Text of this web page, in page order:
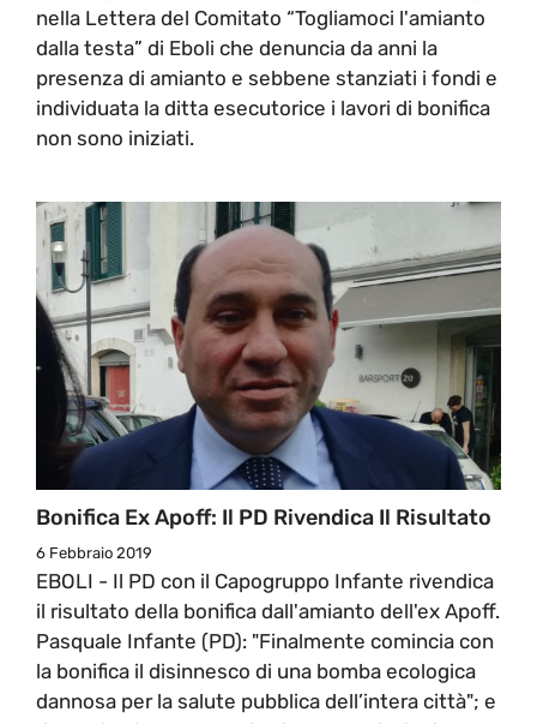
nella Lettera del Comitato “Togliamoci l'amianto
dalla testa” di Eboli che denuncia da anni la
presenza di amianto e sebbene stanziati i fondi e
individuata la ditta esecutorice i lavori di bonifica
non sono iniziati.
Bonifica Ex Apoff: Il PD Rivendica Il Risultato
6 Febbraio 2019
EBOLI - Il PD con il Capogruppo Infante rivendica
il risultato della bonifica dall'amianto dell'ex Apoff.
Pasquale Infante (PD): "Finalmente comincia con
la bonifica il disinnesco di una bomba ecologica
dannosa per la salute pubblica dell’intera città"; e